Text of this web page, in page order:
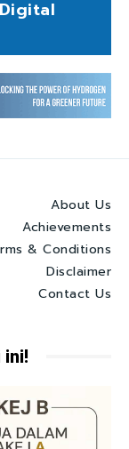
About Us
Achievements
& Conditions
Disclaimer
Contact Us
ini!